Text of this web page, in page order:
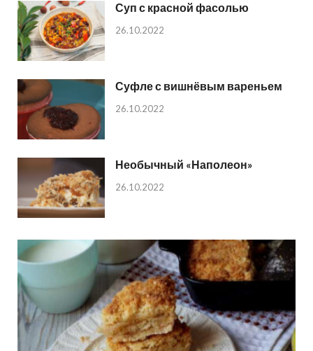
Суп с красной фасолью
26.10.2022
Суфле с вишнёвым вареньем
26.10.2022
Необычный «Наполеон»
26.10.2022